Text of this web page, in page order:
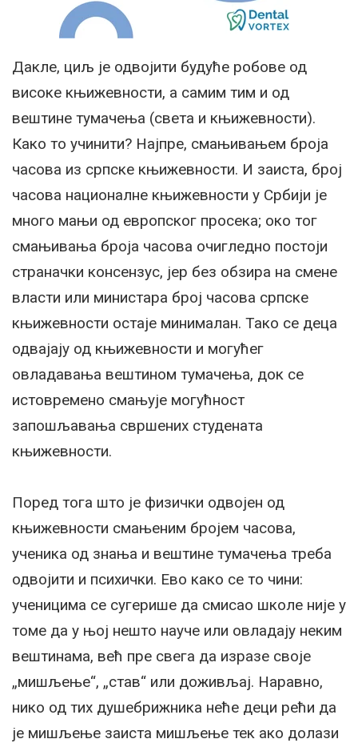
Дакле, циљ је одвојити будуће робове од
високе књижевности, а самим тим и од
вештине тумачења (света и књижевности).
Како то учинити? Најпре, смањивањем броја
часова из српске књижевности. И заиста, број
часова националне књижевности у Србији је
много мањи од европског просека; око тог
смањивања броја часова очигледно постоји
страначки консензус, јер без обзира на смене
власти или министара број часова српске
књижевности остаје минималан. Тако се деца
одвајају од књижевности и могућег
овладавања вештином тумачења, док се
истовремено смањује могућност
запошљавања свршених студената
књижевности.
Поред тога што је физички одвојен од
књижевности смањеним бројем часова,
ученика од знања и вештине тумачења треба
одвојити и психички. Ево како се то чини:
ученицима се сугерише да смисао школе није у
томе да у њој нешто науче или овладају неким
вештинама, већ пре свега да изразе своје
„мишљење“, „став“ или доживљај. Наравно,
нико од тих душебрижника неће деци рећи да
је мишљење заиста мишљење тек ако долази